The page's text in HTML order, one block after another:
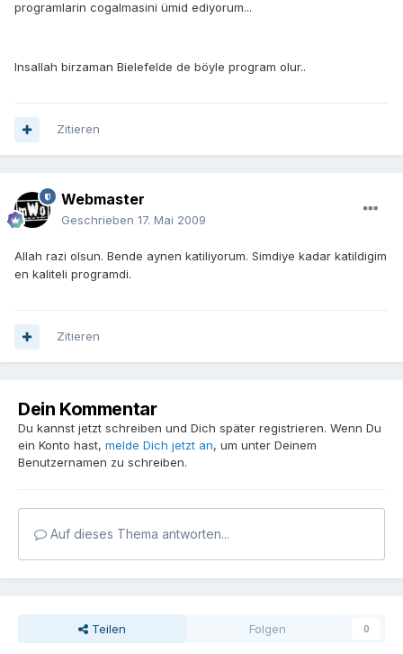
programlarin cogalmasini ümid ediyorum...
Insallah birzaman Bielefelde de böyle program olur..
Zitieren
Webmaster
Geschrieben 17. Mai 2009
Allah razi olsun. Bende aynen katiliyorum. Simdiye kadar katildigim
en kaliteli programdi.
Zitieren
Dein Kommentar
Du kannst jetzt schreiben und Dich später registrieren. Wenn Du
ein Konto hast, melde Dich jetzt an, um unter Deinem
Benutzernamen zu schreiben.
Auf dieses Thema antworten...
Teilen Folgen 0